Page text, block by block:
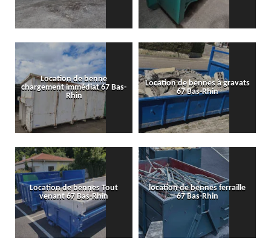
Location de benne
chargement immédiat 67 Bas-
Rhin
Location de bennes à gravats
67 Bas-Rhin
Location de bennes Tout
venant 67 Bas-Rhin
location de bennes ferraille
67 Bas-Rhin